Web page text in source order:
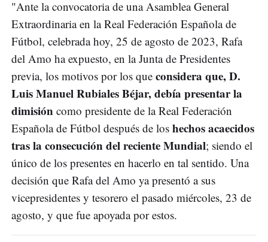
"Ante la convocatoria de una Asamblea General
Extraordinaria en la Real Federación Española de
Fútbol, celebrada hoy, 25 de agosto de 2023, Rafa
del Amo ha expuesto, en la Junta de Presidentes
previa, los motivos por los que considera que, D.
Luis Manuel Rubiales Béjar, debía presentar la
dimisión como presidente de la Real Federación
Española de Fútbol después de los hechos acaecidos
tras la consecución del reciente Mundial; siendo el
único de los presentes en hacerlo en tal sentido. Una
decisión que Rafa del Amo ya presentó a sus
vicepresidentes y tesorero el pasado miércoles, 23 de
agosto, y que fue apoyada por estos.